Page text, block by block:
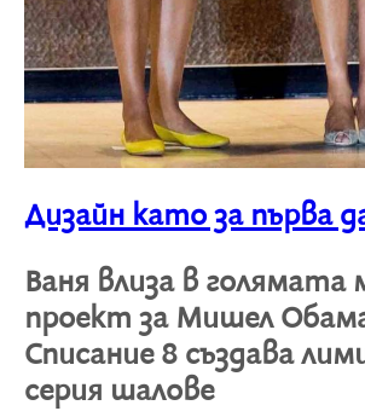
Дизайн като за първа
Ваня влиза в голямата
проект за Мишел
Списание 8 създава
серия шалове